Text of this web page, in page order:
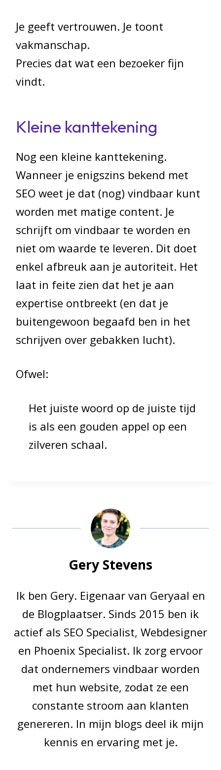
Je geeft vertrouwen. Je toont
vakmanschap.
Precies dat wat een bezoeker fijn
vindt.
Kleine kanttekening
Nog een kleine kanttekening.
Wanneer je enigszins bekend met
SEO weet je dat (nog) vindbaar kunt
worden met matige content. Je
schrijft om vindbaar te worden en
niet om waarde te leveren. Dit doet
enkel afbreuk aan je autoriteit. Het
laat in feite zien dat het je aan
expertise ontbreekt (en dat je
buitengewoon begaafd ben in het
schrijven over gebakken lucht).
Ofwel:
Het juiste woord op de juiste tijd
is als een gouden appel op een
zilveren schaal.
Gery Stevens
Ik ben Gery. Eigenaar van Geryaal en
de Blogplaatser. Sinds 2015 ben ik
actief als SEO Specialist, Webdesigner
en Phoenix Specialist. Ik zorg ervoor
dat ondernemers vindbaar worden
met hun website, zodat ze een
constante stroom aan klanten
genereren. In mijn blogs deel ik mijn
kennis en ervaring met je.